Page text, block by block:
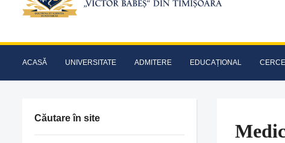
ACASĂ UNIVERSITATE ADMITERE EDUCAȚIONAL
Căutare în site